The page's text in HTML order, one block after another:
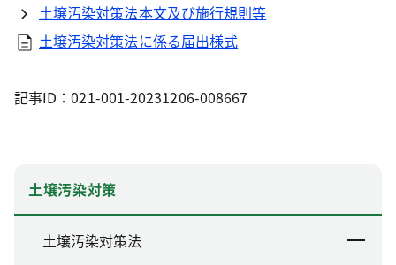
土壌汚染対策法本文及び施行規則等
土壌汚染対策法に係る届出様式
記事ID：021-001-20231206-008667
土壌汚染対策
土壌汚染対策法